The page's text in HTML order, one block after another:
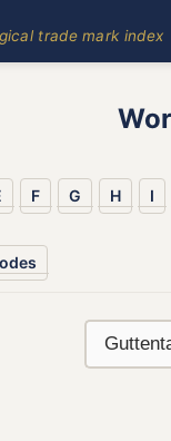
trade mark index
F G H I